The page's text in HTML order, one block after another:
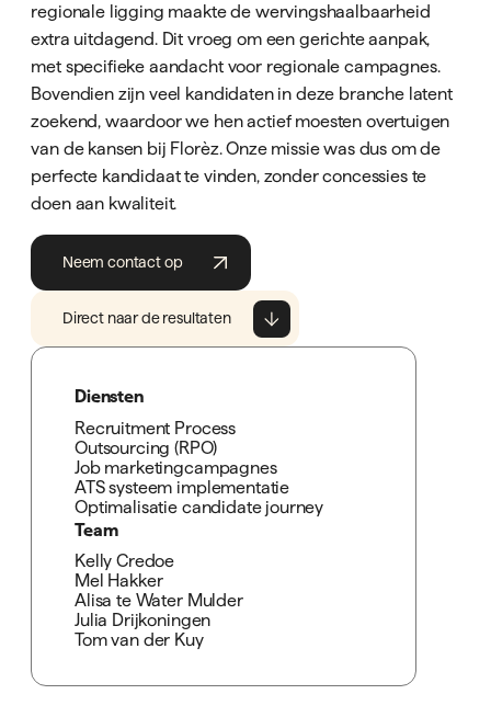
regionale ligging maakte de wervingshaalbaarheid
extra uitdagend. Dit vroeg om een gerichte aanpak,
met specifieke aandacht voor regionale campagnes.
Bovendien zijn veel kandidaten in deze branche latent
zoekend, waardoor we hen actief moesten overtuigen
van de kansen bij Florèz. Onze missie was dus om de
perfecte kandidaat te vinden, zonder concessies te
doen aan kwaliteit.
Neem contact op
Direct naar de resultaten
Diensten
Recruitment Process
Outsourcing (RPO)
Job marketingcampagnes
ATS systeem implementatie
Optimalisatie candidate journey
Team
Kelly Credoe
Mel Hakker
Alisa te Water Mulder
Julia Drijkoningen
Tom van der Kuy